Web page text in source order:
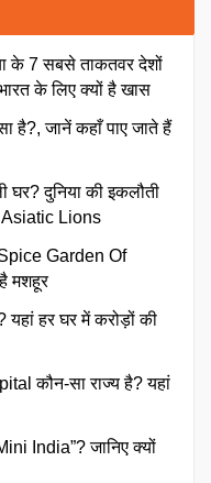
के 7 सबसे ताकतवर देशों
के लिए क्यों है खास
है?, जानें कहाँ पाए जाते हैं
घर? दुनिया की इकलौती
Lions
Garden Of
मशहूर
यहां हर घर में करोड़ों की
कौन-सा राज्य है? यहां
India”? जानिए क्यों